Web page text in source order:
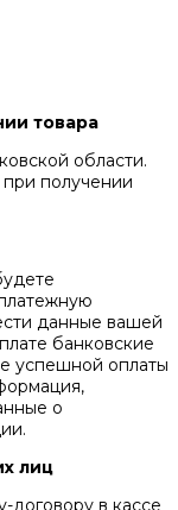
товара
области.
получении
данные вашей
банковские
успешной оплаты
о
лиц
договору в кассе